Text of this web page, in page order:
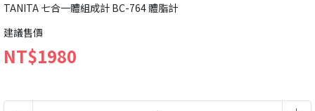
TANITA 七合一體組成計 BC-764 體脂計
建議售價
NT$1980